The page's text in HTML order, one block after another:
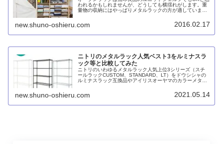
われるかもしれませんが、どうしても横揺れがします。重
量物の収納にはやっぱりメタルラックの方が適していま
new.shuno-oshieru.com 2016.02.17
ニトリのメタルラック人気ベスト3をルミナスラ
ック等と比較してみた
ニトリのいわゆるメタルラック人気上位3シリーズ（スチ
ールラックCUSTOM、STANDARD、LT）をドウシシャの
ルミナスラック互換品やアイリスオーヤマのカラーメタル
し安いものの、防錆性能や耐荷重を考えるとあまりオスス
メできません。
new.shuno-oshieru.com 2021.05.14